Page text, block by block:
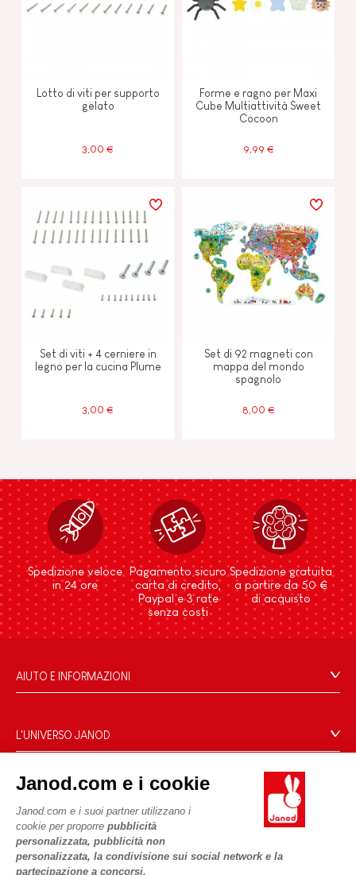
Janod.com e i cookie
Janod.com e i suoi partner utilizzano i
cookie per proporre pubblicità
personalizzata, pubblicità non
personalizzata, la condivisione sui social network e la
partecipazione a concorsi.
Lotto di viti per supporto
gelato
3,00 €
Forme e ragno per Maxi
Cube Multiattività Sweet
Cocoon
9,99 €
Set di viti + 4 cerniere in
legno per la cucina Plume
3,00 €
Set di 92 magneti con
mappa del mondo
spagnolo
8,00 €
Spedizione veloce
in 24 ore
Pagamento sicuro
carta di credito,
Paypal e 3 rate
senza costi
Spedizione gratuita
a partire da 50 €
di acquisto
AIUTO E INFORMAZIONI
Domande Frequenti
Contatti
Negozi
Termini delle offerte
Dati personali
Cookies
L'UNIVERSO JANOD
Le nostre attività
Impegni di RSI
Cos'è FSC®?
I NOSTRI SERVIZI
Pagamento
Acquista ora, paga dopo
Spedizione
PROFESSIONALE